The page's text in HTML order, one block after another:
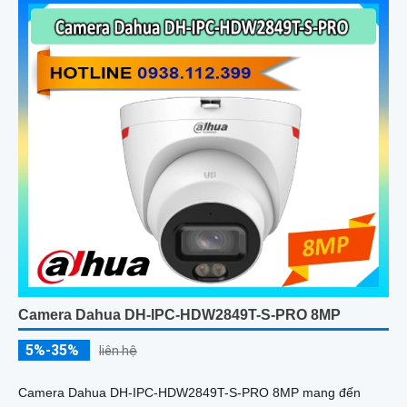
Camera Dahua DH-IPC-HDW2849T-S-PRO 8MP
5%-35% liên hệ
Camera Dahua DH-IPC-HDW2849T-S-PRO 8MP mang đến